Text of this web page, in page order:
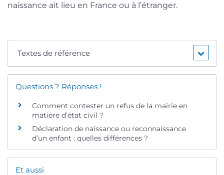
naissance ait lieu en France ou à l’étranger.
Textes de référence
Questions ? Réponses !
Comment contester un refus de la mairie en
matière d’état civil ?
Déclaration de naissance ou reconnaissance
d’un enfant : quelles différences ?
Et aussi